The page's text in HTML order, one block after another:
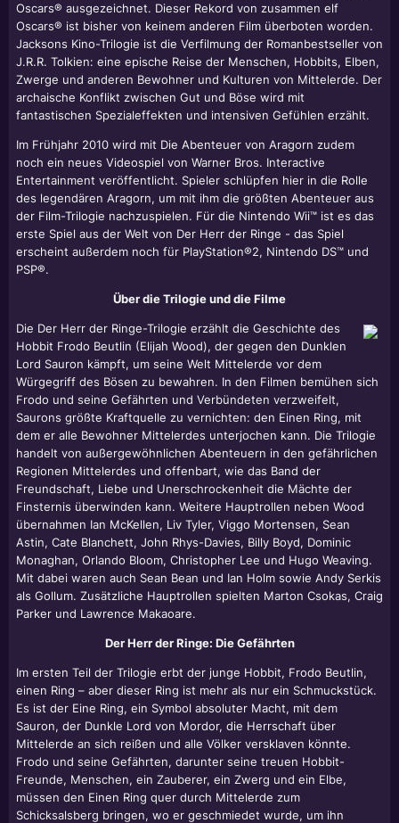
Oscars® ausgezeichnet. Dieser Rekord von zusammen elf
Oscars® ist bisher von keinem anderen Film überboten worden.
Jacksons Kino-Trilogie ist die Verfilmung der Romanbestseller von
J.R.R. Tolkien: eine epische Reise der Menschen, Hobbits, Elben,
Zwerge und anderen Bewohner und Kulturen von Mittelerde. Der
archaische Konflikt zwischen Gut und Böse wird mit
fantastischen Spezialeffekten und intensiven Gefühlen erzählt.
Im Frühjahr 2010 wird mit Die Abenteuer von Aragorn zudem
noch ein neues Videospiel von Warner Bros. Interactive
Entertainment veröffentlicht. Spieler schlüpfen hier in die Rolle
des legendären Aragorn, um mit ihm die größten Abenteuer aus
der Film-Trilogie nachzuspielen. Für die Nintendo Wii™ ist es das
erste Spiel aus der Welt von Der Herr der Ringe - das Spiel
erscheint außerdem noch für PlayStation®2, Nintendo DS™ und
PSP®.
Über die Trilogie und die Filme
Die Der Herr der Ringe-Trilogie erzählt die Geschichte des
Hobbit Frodo Beutlin (Elijah Wood), der gegen den Dunklen
Lord Sauron kämpft, um seine Welt Mittelerde vor dem
Würgegriff des Bösen zu bewahren. In den Filmen bemühen sich
Frodo und seine Gefährten und Verbündeten verzweifelt,
Saurons größte Kraftquelle zu vernichten: den Einen Ring, mit
dem er alle Bewohner Mittelerdes unterjochen kann. Die Trilogie
handelt von außergewöhnlichen Abenteuern in den gefährlichen
Regionen Mittelerdes und offenbart, wie das Band der
Freundschaft, Liebe und Unerschrockenheit die Mächte der
Finsternis überwinden kann. Weitere Hauptrollen neben Wood
übernahmen Ian McKellen, Liv Tyler, Viggo Mortensen, Sean
Astin, Cate Blanchett, John Rhys-Davies, Billy Boyd, Dominic
Monaghan, Orlando Bloom, Christopher Lee und Hugo Weaving.
Mit dabei waren auch Sean Bean und Ian Holm sowie Andy Serkis
als Gollum. Zusätzliche Hauptrollen spielten Marton Csokas, Craig
Parker und Lawrence Makaoare.
Der Herr der Ringe: Die Gefährten
Im ersten Teil der Trilogie erbt der junge Hobbit, Frodo Beutlin,
einen Ring – aber dieser Ring ist mehr als nur ein Schmuckstück.
Es ist der Eine Ring, ein Symbol absoluter Macht, mit dem
Sauron, der Dunkle Lord von Mordor, die Herrschaft über
Mittelerde an sich reißen und alle Völker versklaven könnte.
Frodo und seine Gefährten, darunter seine treuen Hobbit-
Freunde, Menschen, ein Zauberer, ein Zwerg und ein Elbe,
müssen den Einen Ring quer durch Mittelerde zum
Schicksalsberg bringen, wo er geschmiedet wurde, um ihn